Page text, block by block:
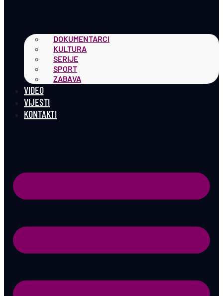
DOKUMENTARCI
KULTURA
SERIJE
SPORT
ZABAVA
VIDEO
VIJESTI
KONTAKTI